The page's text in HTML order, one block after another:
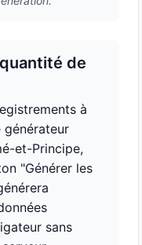
de
à
générateur
et-Principe,
"Générer les
sans